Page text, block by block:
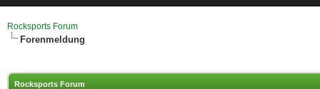
Rocksports Forum
Forenmeldung
Rocksports Forum